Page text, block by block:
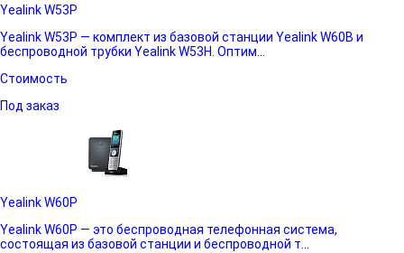
Yealink W53P
Yealink W53P — комплект из базовой станции Yealink W60B и
беспроводной трубки Yealink W53H. Оптим...
Стоимость
Под заказ
Yealink W60P
Yealink W60P — это беспроводная телефонная система,
состоящая из базовой станции и беспроводной т...